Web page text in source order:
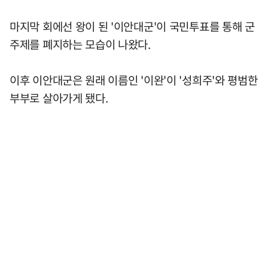
마지막 회에선 왕이 된 '이안대군'이 국민투표를 통해 군
주제를 폐지하는 모습이 나왔다.
이후 이안대군은 원래 이름인 '이완'이 '성희주'와 평범한
부부로 살아가게 됐다.